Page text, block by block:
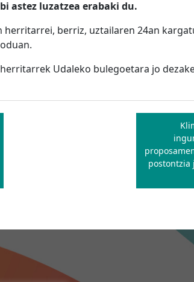
astez luzatzea erabaki du.
berriz, uztailaren 24an
Udaleko bulegoetara jo
postontzia